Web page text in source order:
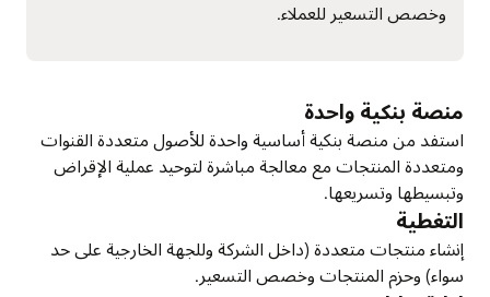
وخصص التسعير للعملاء.
منصة بنكية واحدة
استفد من منصة بنكية أساسية واحدة للأصول متعددة القنوات
ومتعددة المنتجات مع معالجة مباشرة لتوحيد عملية الإقراض
وتبسيطها وتسريعها.
التغطية
إنشاء منتجات متعددة (داخل الشركة وللجهة الخارجية على حد
سواء) وحزم المنتجات وخصص التسعير.